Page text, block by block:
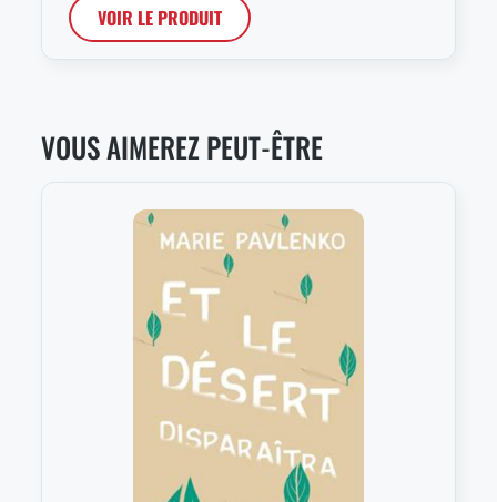
VOIR LE PRODUIT
VOUS AIMEREZ PEUT-ÊTRE